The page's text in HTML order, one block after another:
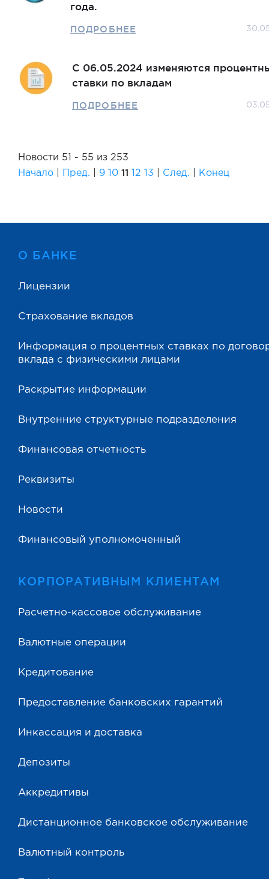
года.
ПОДРОБНЕЕ
С 06.05.2024 изменяются
ставки по вкладам
ПОДРОБНЕЕ
Новости 51 - 55 из 253
Начало
Пред. 9 10 11 12 13 След. Конец
О БАНКЕ
Лицензии
Страхование вкладов
Информация о процентных ставках по
вклада с физическими лицами
Раскрытие информации
Внутренние структурные подразделения
Финансовая отчетность
Реквизиты
Новости
Финансовый уполномоченный
КОРПОРАТИВНЫМ КЛИЕНТАМ
Расчетно-кассовое обслуживание
Валютные операции
Кредитование
Предоставление банковских гарантий
Инкассация и доставка
Депозиты
Аккредитивы
Дистанционное банковское обслуживание
Валютный контроль